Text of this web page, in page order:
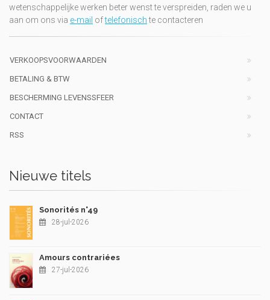
wetenschappelijke werken beter wenst te verspreiden, raden we u
aan om ons via e-mail oftelefonischte contacteren
VERKOOPSVOORWAARDEN
BETALING & BTW
BESCHERMING LEVENSSFEER
CONTACT
RSS
Nieuwe titels
Sonorités n°49
28-jul-2026
Amours contrariées
27-jul-2026